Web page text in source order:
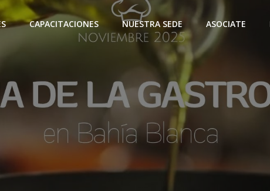
CAPACITACIONES NUESTRA SEDE ASOCIATE